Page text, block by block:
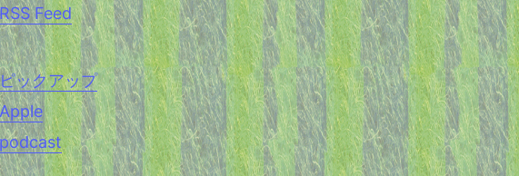
RSS Feed
ックアップ
podcast